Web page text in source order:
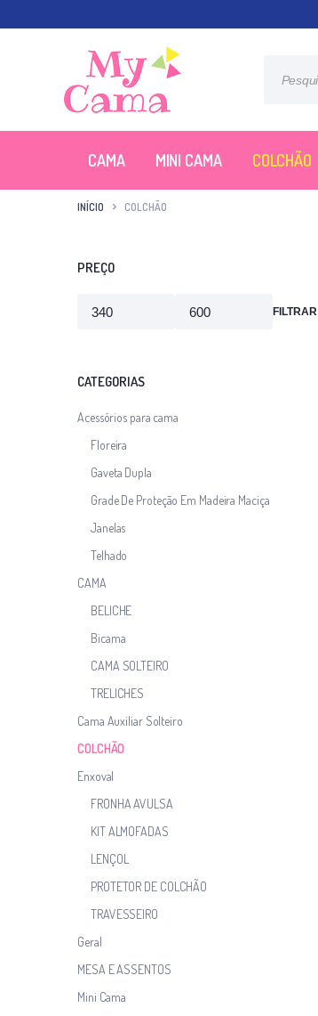
CAMA MINI CAMA COLCHÃO
INÍCIO COLCHÃO
PREÇO
FILTRAR
CATEGORIAS
Acessórios para cama
Floreira
Gaveta Dupla
Grade De Proteção Em Madeira Maciça
Janelas
Telhado
CAMA
BELICHE
Bicama
CAMA SOLTEIRO
TRELICHES
Cama Auxiliar Solteiro
COLCHÃO
Enxoval
FRONHA AVULSA
KIT ALMOFADAS
LENÇOL
PROTETOR DE COLCHÃO
TRAVESSEIRO
Geral
MESA E ASSENTOS
Mini Cama